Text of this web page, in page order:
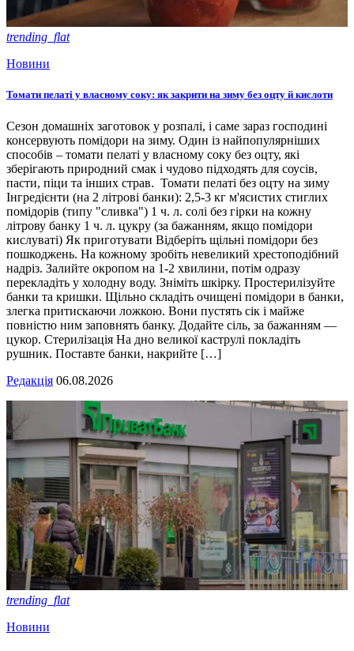
trending_flat
Новини
Томати пелаті у власному соку: як закрити на зиму без оцту й кислоти
Сезон домашніх заготовок у розпалі, і саме зараз господині
консервують помідори на зиму. Один із найпопулярніших
способів – томати пелаті у власному соку без оцту, які
зберігають природний смак і чудово підходять для соусів,
пасти, піци та інших страв. Томати пелаті без оцту на зиму
Інгредієнти (на 2 літрові банки): 2,5-3 кг м'ясистих стиглих
помідорів (типу "сливка") 1 ч. л. солі без гірки на кожну
літрову банку 1 ч. л. цукру (за бажанням, якщо помідори
кислуваті) Як приготувати Відберіть щільні помідори без
пошкоджень. На кожному зробіть невеликий хрестоподібний
надріз. Залийте окропом на 1-2 хвилини, потім одразу
перекладіть у холодну воду. Зніміть шкірку. Простерилізуйте
банки та кришки. Щільно складіть очищені помідори в банки,
злегка притискаючи ложкою. Вони пустять сік і майже
повністю ним заповнять банку. Додайте сіль, за бажанням —
цукор. Стерилізація На дно великої каструлі покладіть
рушник. Поставте банки, накрийте […]
Редакція 06.08.2026
trending_flat
Новини